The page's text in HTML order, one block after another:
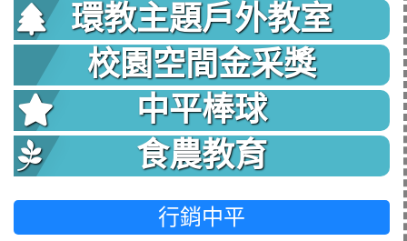
環教主題戶外教室
校園空間金采獎
中平棒球
食農教育
行銷中平